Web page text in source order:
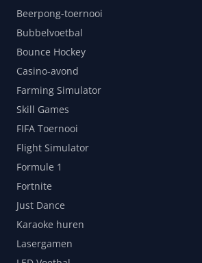
Beerpong-toernooi
Bubbelvoetbal
Bounce Hockey
Casino-avond
Farming Simulator
Skill Games
FIFA Toernooi
Flight Simulator
Formule 1
Fortnite
Just Dance
Karaoke huren
Lasergamen